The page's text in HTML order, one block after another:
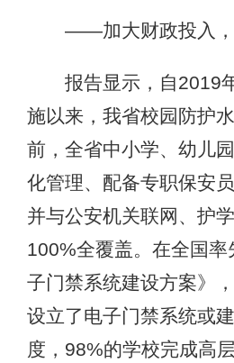
——加大财政投入，
报告显示，自2019
施以来，我省校园防护
前，全省中小学、幼儿
化管理、配备专职保安
并与公安机关联网、护
100%全覆盖。在全国
子门禁系统建设方案》
设立了电子门禁系统或
度，98%的学校完成高